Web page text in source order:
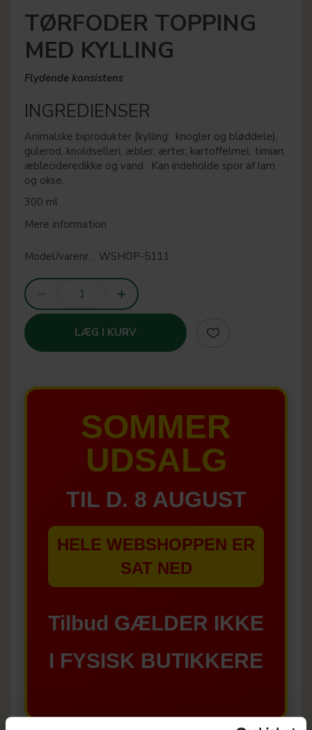
TØRFODER TOPPING
MED KYLLING
Flydende konsistens
INGREDIENSER
Animalske biprodukter (kylling: knogler og bløddele),
gulerod, knoldselleri, æbler, ærter, kartoffelmel, timian,
æblecideredikke og vand. Kan indeholde spor af lam
og okse.
300 ml
Mere information
Model/varenr.: WSHOP-5111
LÆG I KURV
SOMMER
UDSALG
TIL D. 8 AUGUST
HELE WEBSHOPPEN ER
SAT NED
Tilbud GÆLDER IKKE
I FYSISK BUTIKKERE